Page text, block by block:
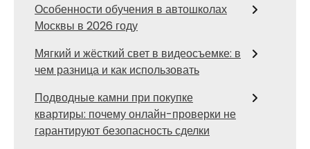
Особенности обучения в автошколах
Москвы в 2026 году
Мягкий и жёсткий свет в видеосъемке: в
чем разница и как использовать
Подводные камни при покупке
квартиры: почему онлайн-проверки не
гарантируют безопасность сделки